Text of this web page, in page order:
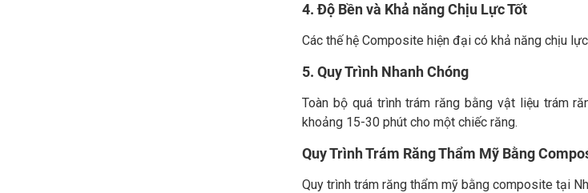
4. Độ Bền và Khả năng Chịu Lực Tốt
Các thế hệ Composite hiện đại có khả năng chịu
5. Quy Trình Nhanh Chóng
Toàn bộ quá trình trám răng bằng vật liệu trám
khoảng 15-30 phút cho một chiếc răng.
Quy Trình Trám Răng Thẩm Mỹ Bằng
Quy trình trám răng thẩm mỹ bằng composite tại